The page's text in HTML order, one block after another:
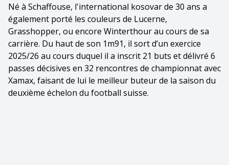
Né à Schaffouse, l'international kosovar de 30 ans a
également porté les couleurs de Lucerne,
Grasshopper, ou encore Winterthour au cours de sa
carrière. Du haut de son 1m91, il sort d’un exercice
2025/26 au cours duquel il a inscrit 21 buts et délivré 6
passes décisives en 32 rencontres de championnat avec
Xamax, faisant de lui le meilleur buteur de la saison du
deuxième échelon du football suisse.